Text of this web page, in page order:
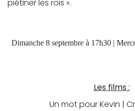
piétiner les rois ».
Dimanche 8 septembre à 17h30 |
Les films :
Un mot pour Kevin |